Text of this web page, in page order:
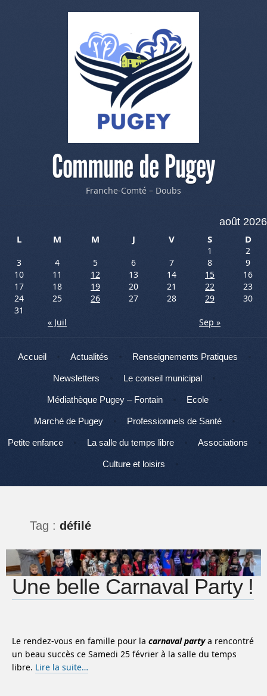
Commune de Pugey
Franche-Comté – Doubs
août 2026
L
M M J V S D
1
2
3
4 5 6 7 8
9
10
11 12 13 14 15
16
17
18 19 20 21 22
23
24
25 26 27 28 29
30
31
« Juil
Sep »
Menu
Aller au contenu
Accueil Actualités Renseignements Pratiques
Newsletters Le conseil municipal
Médiathèque Pugey – Fontain Ecole
Marché de Pugey Professionnels de Santé
Petite enfance La salle du temps libre Associations
Culture et loisirs
Tag : défilé
Une belle Carnaval Party !
Le rendez-vous en famille pour la carnaval partya rencontré
un beau succès ce Samedi 25 février à la salle du temps
libre. Lire la suite…